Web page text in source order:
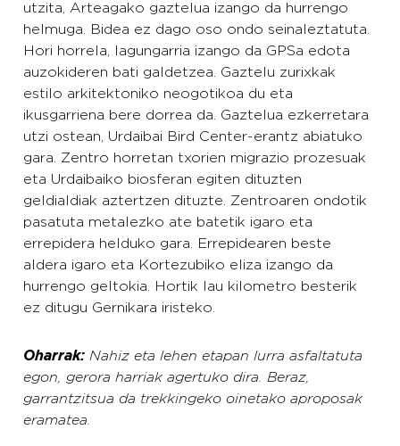
utzita, Arteagako gaztelua izango da hurrengo
helmuga. Bidea ez dago oso ondo seinaleztatuta.
Hori horrela, lagungarria izango da GPSa edota
auzokideren bati galdetzea. Gaztelu zurixkak
estilo arkitektoniko neogotikoa du eta
ikusgarriena bere dorrea da. Gaztelua ezkerretara
utzi ostean, Urdaibai Bird Center-erantz abiatuko
gara. Zentro horretan txorien migrazio prozesuak
eta Urdaibaiko biosferan egiten dituzten
geldialdiak aztertzen dituzte. Zentroaren ondotik
pasatuta metalezko ate batetik igaro eta
errepidera helduko gara. Errepidearen beste
aldera igaro eta Kortezubiko eliza izango da
hurrengo geltokia. Hortik lau kilometro besterik
ez ditugu Gernikara iristeko.
Oharrak: Nahiz eta lehen etapan lurra asfaltatuta
egon, gerora harriak agertuko dira. Beraz,
garrantzitsua da trekkingeko oinetako aproposak
eramatea.